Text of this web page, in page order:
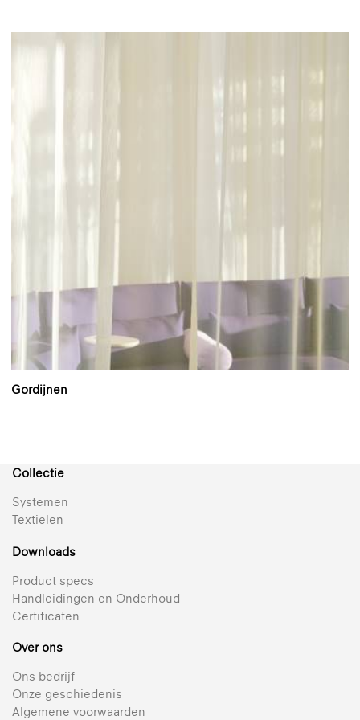
Gordijnen
Collectie
Systemen
Textielen
Downloads
Product specs
Handleidingen en Onderhoud
Certificaten
Over ons
Ons bedrijf
Onze geschiedenis
Algemene voorwaarden